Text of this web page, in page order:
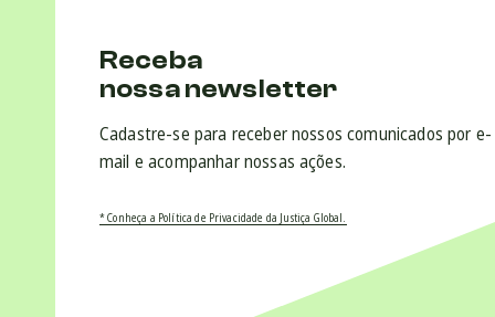
Receba
nossa newsletter
Cadastre-se para receber nossos comunicados por e-
mail e acompanhar nossas ações.
* Conheça a Política de Privacidade da Justiça Global.